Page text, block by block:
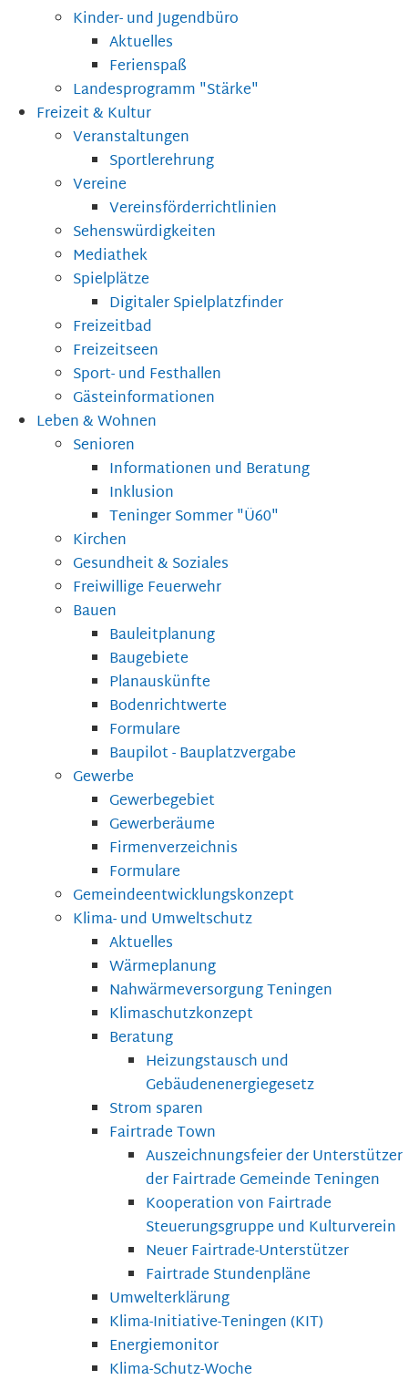
Kinder- und Jugendbüro
Aktuelles
Ferienspaß
Landesprogramm "Stärke"
Freizeit & Kultur
Veranstaltungen
Sportlerehrung
Vereine
Vereinsförderrichtlinien
Sehenswürdigkeiten
Mediathek
Spielplätze
Digitaler Spielplatzfinder
Freizeitbad
Freizeitseen
Sport- und Festhallen
Gästeinformationen
Leben & Wohnen
Senioren
Informationen und Beratung
Inklusion
Teninger Sommer "Ü60"
Kirchen
Gesundheit & Soziales
Freiwillige Feuerwehr
Bauen
Bauleitplanung
Baugebiete
Planauskünfte
Bodenrichtwerte
Formulare
Baupilot - Bauplatzvergabe
Gewerbe
Gewerbegebiet
Gewerberäume
Firmenverzeichnis
Formulare
Gemeindeentwicklungskonzept
Klima- und Umweltschutz
Aktuelles
Wärmeplanung
Nahwärmeversorgung Teningen
Klimaschutzkonzept
Beratung
Heizungstausch und
Gebäudenenergiegesetz
Strom sparen
Fairtrade Town
Auszeichnungsfeier der Unterstützer
der Fairtrade Gemeinde Teningen
Kooperation von Fairtrade
Steuerungsgruppe und Kulturverein
Neuer Fairtrade-Unterstützer
Fairtrade Stundenpläne
Umwelterklärung
Klima-Initiative-Teningen (KIT)
Energiemonitor
Klima-Schutz-Woche